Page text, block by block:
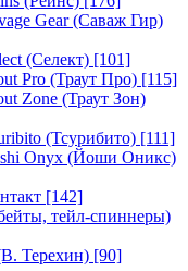
Gear (Саваж Гир)
(Селект) [101]
Pro (Траут Про) [115]
Zone (Траут Зон)
(Тсурибито) [111]
Onyx (Йоши Оникс)
[142]
тейл-спиннеры)
Терехин) [90]